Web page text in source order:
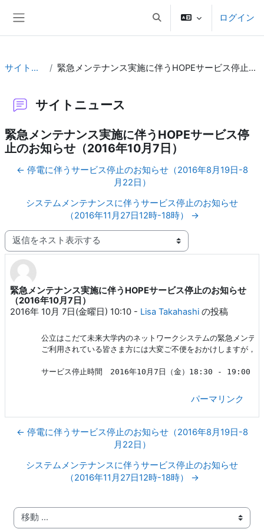
検索入力に切り替えるログイン
サイトニュース 緊急メンテナンス実施に伴うHOPEサービス停止のお知らせ（2016年10月7日）
サイトニュース
緊急メンテナンス実施に伴うHOPEサービス停
止のお知らせ（2016年10月7日）
← 停電に伴うサービス停止のお知らせ（2016年8月19日-8
月22日）
システムメンテナンスに伴うサービス停止のお知らせ
（2016年11月27日12時-18時） →
表示モード
緊急メンテナンス実施に伴うHOPEサービス停止のお知らせ
（2016年10月7日）
2016年 10月 7日(金曜日) 10:10 - Lisa Takahashi の投稿
返信数: 0
公立はこだて未来大学内のネットワークシステムの緊急メンテ
ご利用されている皆さま方には大変
サービス停止時間 2016年10月7日（金） 18:30 - 19:00
パーマリンク
← 停電に伴うサービス停止のお知らせ（2016年8月19日-8
月22日）
システムメンテナンスに伴うサービス停止のお知らせ
（2016年11月27日12時-18時） →
移動 ...